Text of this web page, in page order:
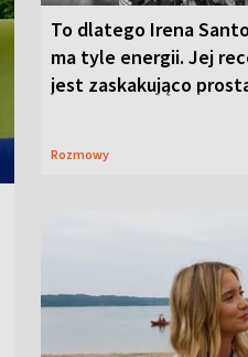
To dlatego Irena
ma tyle energii. Jej
jest zaskakująco
Rozmowy